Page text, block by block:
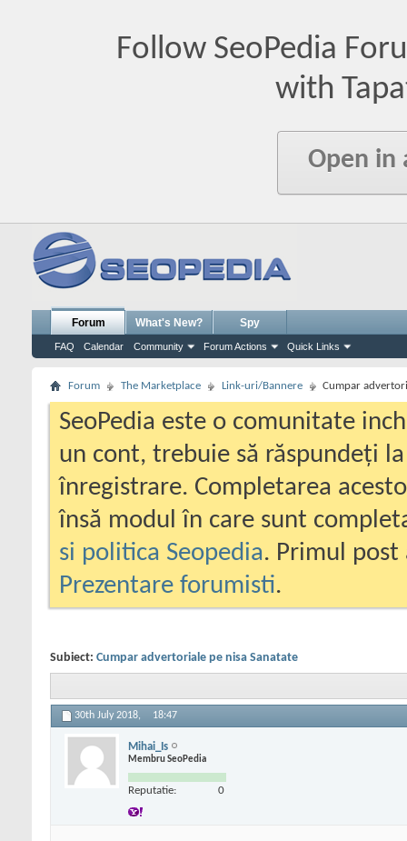
Follow SeoPedia
with
Open in
Forum
FAQ Calendar Community Forum Actions Quick Links
What's New? Spy
Forum The Marketplace Link-uri/Bannere Cumpar
SeoPedia este o comunitate
un cont, trebuie să răspundeți
înregistrare. Completarea
însă modul în care sunt
si politica Seopedia. Primul
Prezentare forumisti.
Subiect: Cumpar advertoriale pe nisa Sanatate
30th July 2018, 18:47
Mihai_Is
Membru SeoPedia
Reputatie: 0